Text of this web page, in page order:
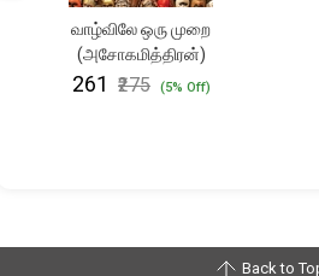
வாழ்விலே ஒரு முறை
(அசோகமித்திரன்)
₹261 ₹275 (5% Off)
Back to